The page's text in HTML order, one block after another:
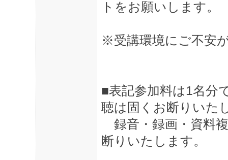
トをお願いします。
※受講環境にご不安
■表記参加料は1名分
聴は固くお断りいた
録音・録画・資料
断りいたします。